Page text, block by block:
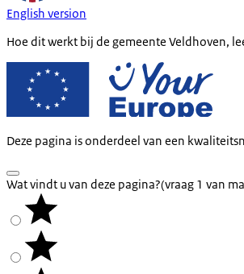
English version
Hoe dit werkt bij de gemeente Veldhoven,
Deze pagina is onderdeel van een
Wat vindt u van deze pagina?(vraag 1 van